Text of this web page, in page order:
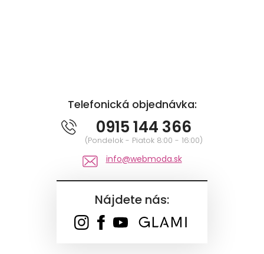
Telefonická objednávka:
0915 144 366
(Pondelok - Piatok 8:00 - 16:00)
info@webmoda.sk
Nájdete nás: